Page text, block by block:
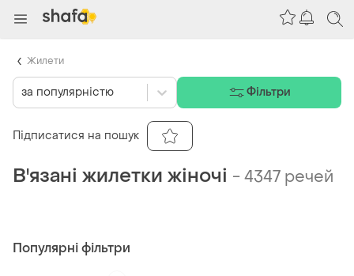
В'язані жилетки жіночі -4347 речей
Популярні фільтри
за популярністю Фільтри
Підписатися на пошук
Жилети